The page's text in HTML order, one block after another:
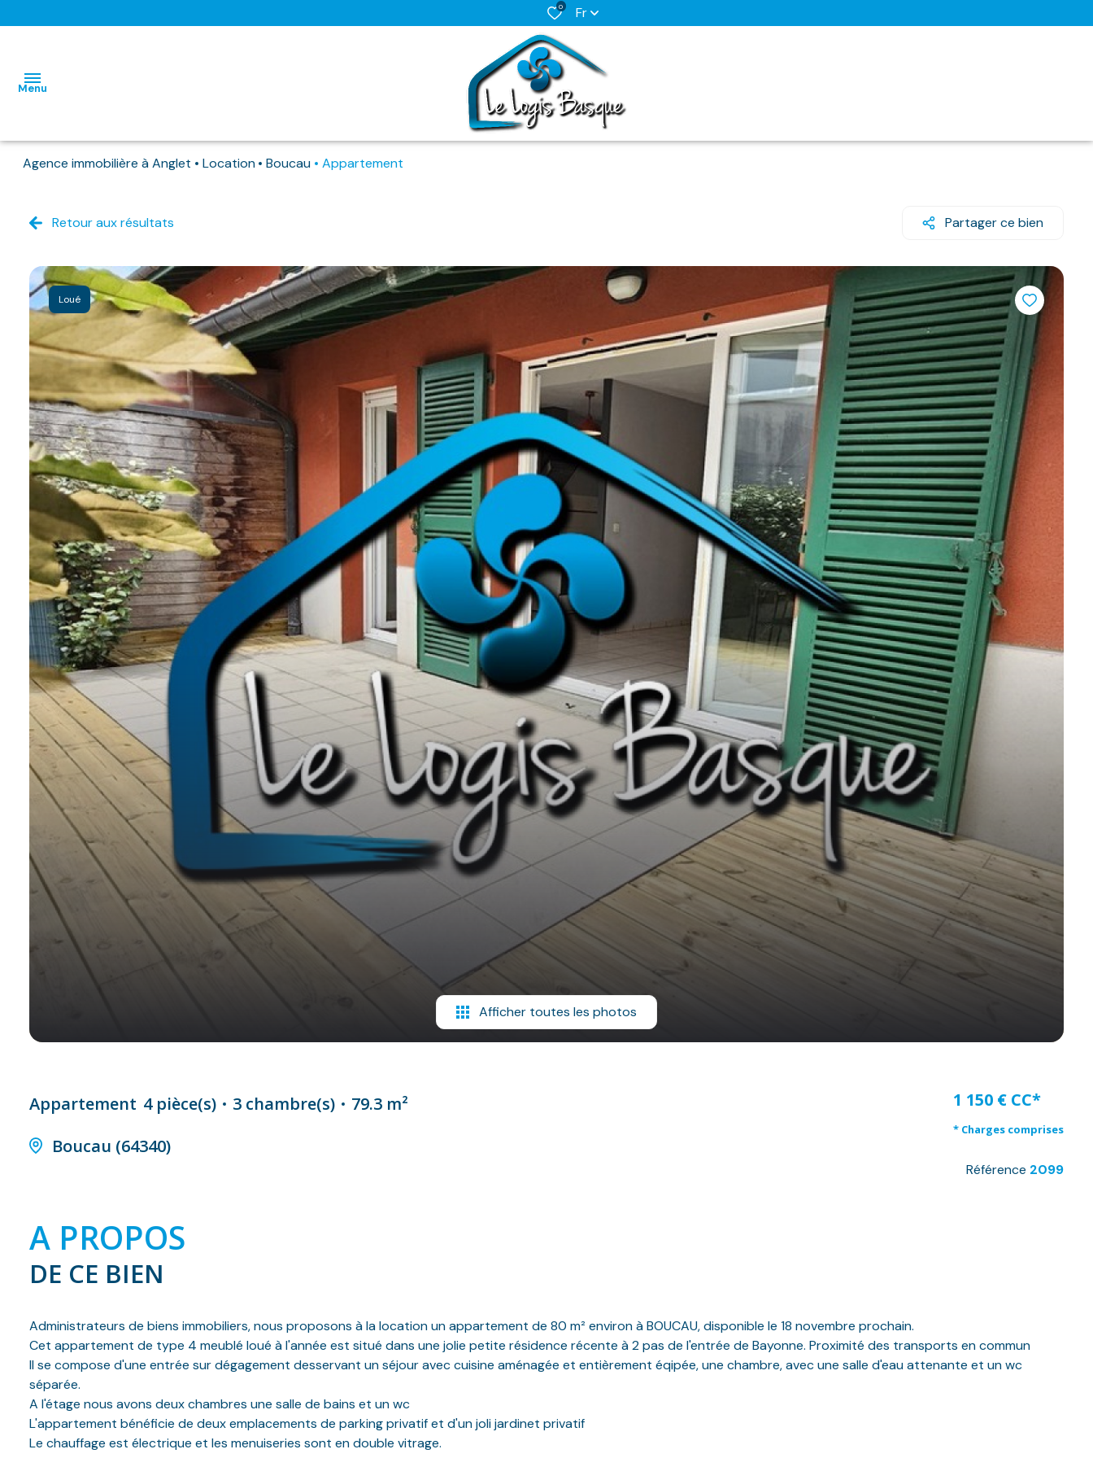
0 Fr
Menu
NOS BIENS
DISPONIBLES
HABITATIONS
IMMO
PRO
NOS
BIENS
DEJA
LOUES
HABITATIONS
IMMO
PRO
NOS
VILLES
DOSSIER DE
CANDIDATURE
NOS
PRESTATIONS
CONTACT
Agence immobilière à Anglet Location Boucau Appartement
Retour aux résultats Partager ce bien
Loué
Afficher toutes les photos
Appartement 4 pièce(s) 3 chambre(s)
79.3 m²
Boucau (64340)
1 150 € CC*
* Charges comprises
Référence 2099
A PROPOS
DE CE BIEN
Administrateurs de biens immobiliers, nous proposons à la location un appartement de 80 m² environ à BOUCAU, disponible le 18 novembre prochain.
Cet appartement de type 4 meublé loué à l'année est situé dans une jolie petite résidence récente à 2 pas de l'entrée de Bayonne. Proximité des transports en commun
Il se compose d'une entrée sur dégagement desservant un séjour avec cuisine aménagée et entièrement éqipée, une chambre, avec une salle d'eau attenante et un wc
séparée.
A l'étage nous avons deux chambres une salle de bains et un wc
L'appartement bénéficie de deux emplacements de parking privatif et d'un joli jardinet privatif
Le chauffage est électrique et les menuiseries sont en double vitrage.